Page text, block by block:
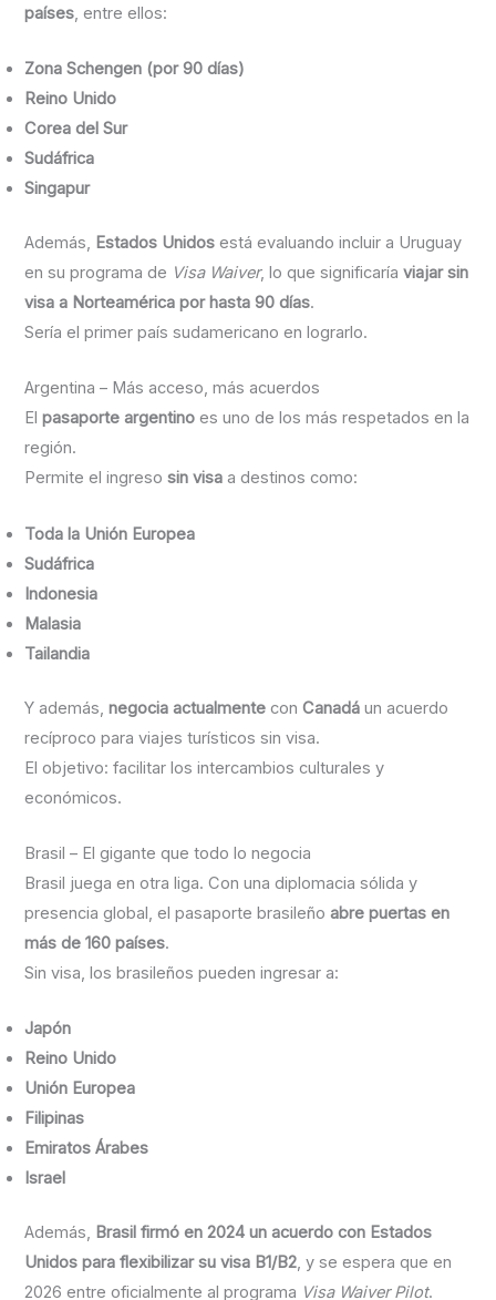
países, entre ellos:
Zona Schengen (por 90 días)
Reino Unido
Corea del Sur
Sudáfrica
Singapur
Además, Estados Unidos está evaluando incluir a Uruguay
en su programa de Visa Waiver, lo que significaríaviajar sin
visa a Norteamérica por hasta 90 días.
Sería el primer país sudamericano en lograrlo.
Argentina – Más acceso, más acuerdos
Elpasaporte argentino es uno de los más respetados en la
región.
Permite el ingresosin visa a destinos como:
Toda la Unión Europea
Sudáfrica
Indonesia
Malasia
Tailandia
Y además,negocia actualmente conCanadá un acuerdo
recíproco para viajes turísticos sin visa.
El objetivo: facilitar los intercambios culturales y
económicos.
Brasil – El gigante que todo lo negocia
Brasil juega en otra liga. Con una diplomacia sólida y
presencia global, el pasaporte brasileñoabre puertas en
más de 160 países.
Sin visa, los brasileños pueden ingresar a:
Japón
Reino Unido
Unión Europea
Filipinas
Emiratos Árabes
Israel
Además, Brasil firmó en 2024 un acuerdo con Estados
Unidos para flexibilizar su visa B1/B2, y se espera que en
2026 entre oficialmente al programa Visa Waiver Pilot.